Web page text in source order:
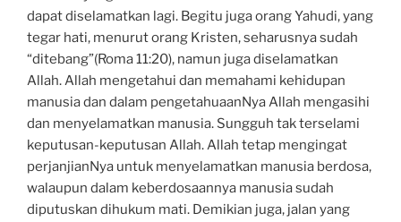
dapat diselamatkan lagi. Begitu juga orang Yahudi, yang
tegar hati, menurut orang Kristen, seharusnya sudah
“ditebang”(Roma 11:20), namun juga diselamatkan
Allah. Allah mengetahui dan memahami kehidupan
manusia dan dalam pengetahuaanNya Allah mengasihi
dan menyelamatkan manusia. Sungguh tak terselami
keputusan-keputusan Allah. Allah tetap mengingat
perjanjianNya untuk menyelamatkan manusia berdosa,
walaupun dalam keberdosaannya manusia sudah
diputuskan dihukum mati. Demikian juga, jalan yang